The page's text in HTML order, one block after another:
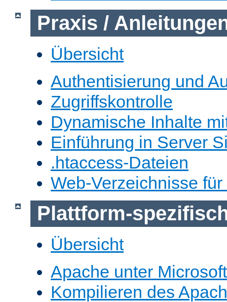
Praxis /
Übersicht
Authentisierung und
Zugriffskontrolle
Dynamische Inhalte
Einführung in Server
.htaccess-Dateien
Web-Verzeichnisse
Plattform-
Übersicht
Apache unter
Kompilieren des